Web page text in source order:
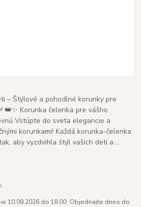
– Štýlové a pohodlné korunky pre
👑✨ Korunka čelenka pre vášho
Vstúpte do sveta elegancie a
korunkami! Každá korunka-čelenka
aby vyzdvihla štýl vašich detí a ...
10.08.2026 do 18:00. Objednajte dnes do